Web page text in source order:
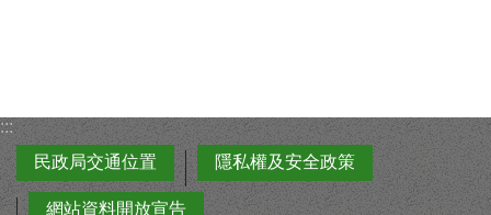
:::
民政局交通位置
隱私權及安全政策
網站資料開放宣告